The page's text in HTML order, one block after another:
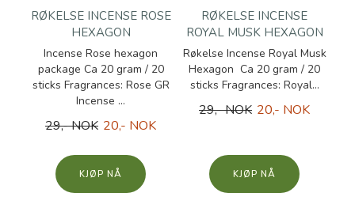
RØKELSE INCENSE ROSE
HEXAGON
Incense Rose hexagon
package Ca 20 gram / 20
sticks Fragrances: Rose GR
Incense ...
29,- NOK 20,- NOK
KJØP
RØKELSE INCENSE
ROYAL MUSK HEXAGON
Røkelse Incense Royal Musk
Hexagon Ca 20 gram / 20
sticks Fragrances: Royal...
29,- NOK 20,- NOK
KJØP